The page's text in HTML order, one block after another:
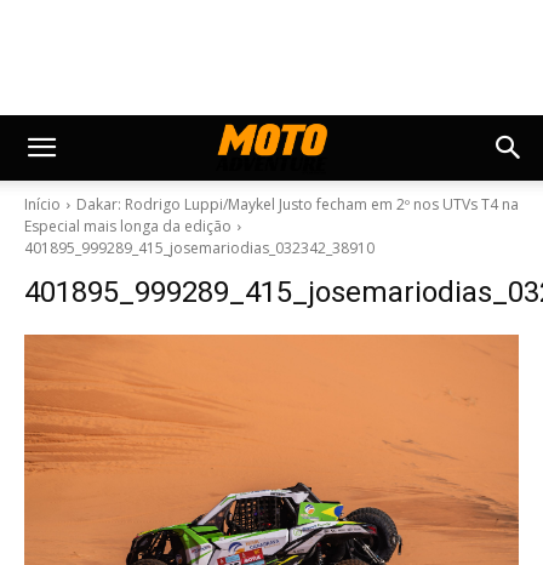
Início
Dakar: Rodrigo Luppi/Maykel Justo fecham em 2º nos UTVs T4 na
Especial mais longa da edição
401895_999289_415_josemariodias_032342_38910